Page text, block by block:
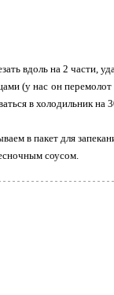
вдоль на 2 части,
(у нас он
в холодильник на
в пакет для
соусом.